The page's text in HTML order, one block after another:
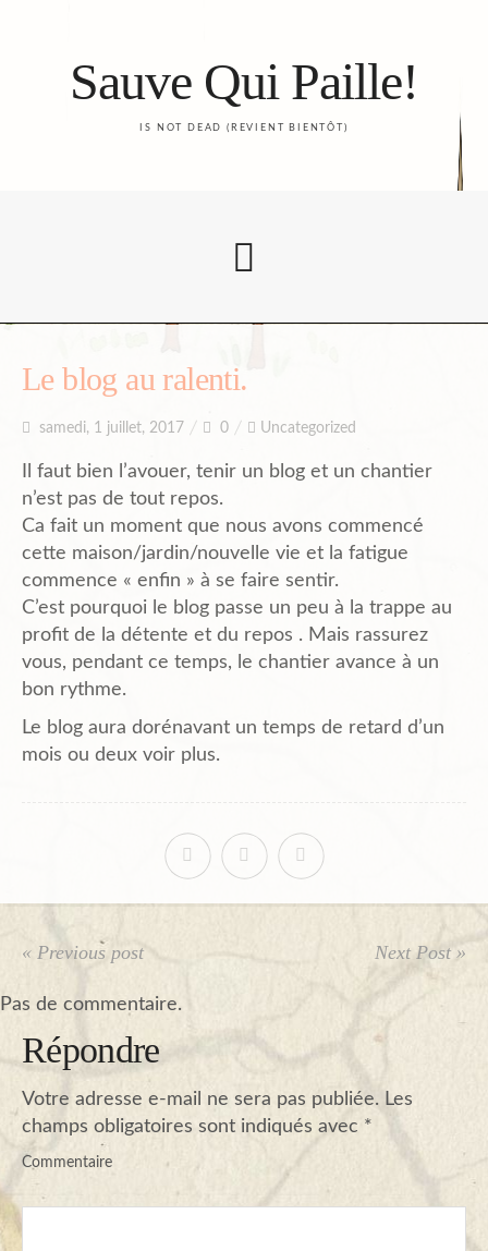
Sauve Qui Paille!
IS NOT DEAD (REVIENT BIENTÔT)
Accueil
Le Blog
Planning
Chantiers en cours et à venir.
Chantiers Participatifs
Plans et Doc.
PIèces du Permis
Plans de l’Abri
Liens Amis
Biblio.
Le blog au ralenti.
samedi, 1 juillet, 2017 0 Uncategorized
Il faut bien l’avouer, tenir un blog et un chantier
n’est pas de tout repos.
Ca fait un moment que nous avons commencé
cette maison/jardin/nouvelle vie et la fatigue
commence « enfin » à se faire sentir.
C’est pourquoi le blog passe un peu à la trappe au
profit de la détente et du repos . Mais rassurez
vous, pendant ce temps, le chantier avance à un
bon rythme.
Le blog aura dorénavant un temps de retard d’un
mois ou deux voir plus.
« Previous post Next Post »
Pas de commentaire.
Répondre
Votre adresse e-mail ne sera pas publiée. Les
champs obligatoires sont indiqués avec *
Commentaire